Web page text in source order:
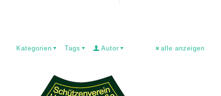
Kategorien Tags Autor alle anzeigen